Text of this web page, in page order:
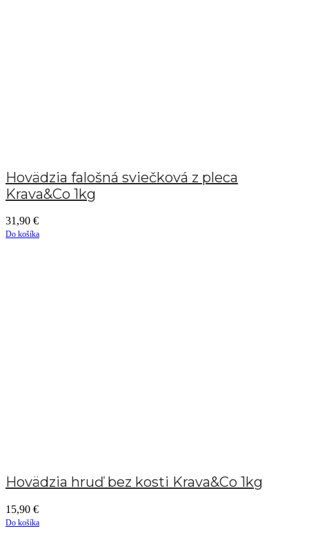
Hovädzia falošná sviečková z pleca
Krava&Co 1kg
31,90 €
Do košíka
Hovädzia hruď bez kosti Krava&Co 1kg
15,90 €
Do košíka